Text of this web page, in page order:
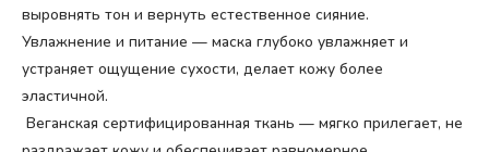
выровнять тон и вернуть естественное сияние.
Увлажнение и питание — маска глубоко увлажняет и
устраняет ощущение сухости, делает кожу более
эластичной.
Веганская сертифицированная ткань — мягко прилегает, не